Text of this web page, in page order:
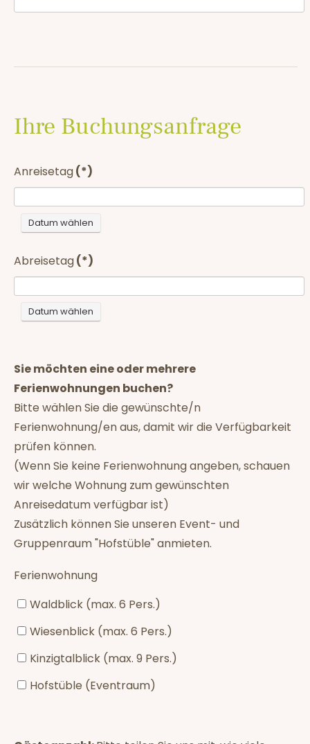
Ihre Buchungsanfrage
Anreisetag(*)
Abreisetag(*)
Sie möchten eine oder mehrere
Ferienwohnungen buchen?
Bitte wählen Sie die gewünschte/n
Ferienwohnung/en aus, damit wir die Verfügbarkeit
prüfen können.
(Wenn Sie keine Ferienwohnung angeben, schauen
wir welche Wohnung zum gewünschten
Anreisedatum verfügbar ist)
Zusätzlich können Sie unseren Event- und
Gruppenraum "Hofstüble" anmieten.
Ferienwohnung
Waldblick (max. 6 Pers.)
Wiesenblick (max. 6 Pers.)
Kinzigtalblick (max. 9 Pers.)
Hofstüble (Eventraum)